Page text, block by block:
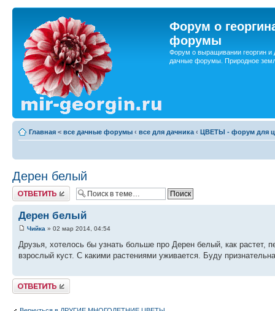
Форум о
форумы
Форум о выращивании георгин и
дачные форумы. Природное
Главная < все дачные форумы ‹ все для дачника ‹ ЦВЕТЫ - форум для
Дерен белый
Ответить
Дерен белый
Чийка » 02 мар 2014, 04:54
Друзья, хотелось бы узнать больше про Дерен белый, как растет,
взрослый куст. С какими растениями уживается. Буду
Ответить